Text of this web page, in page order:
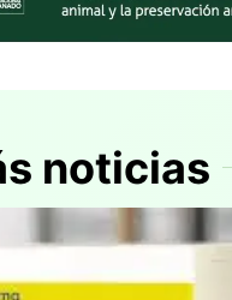
noticias